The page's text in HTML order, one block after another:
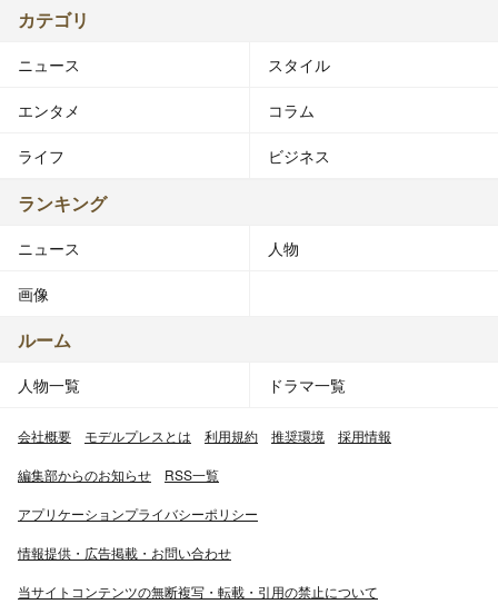
1995年11月1日：『MUSIC FOR THE PEOPLE』でデビ
2007年9月28日：かねてから交際中であった女優の瀬戸朝
ズ事務所所属タレントとしては初。翌日に婚姻届提出。
2009年9月11日：マスコミ各社に2人の直筆著名入りファ
2010年3月29日～現在：NHK総合テレビ『あさイチ』の
2010年3月2日：長男が誕生。
2015年4月4日：同年3月7日を以って降板した愛川欽也
（4月15日に逝去）の後任として『出没!アド街ック天国』
2015年11月26日:『第66回NHK紅白歌合戦』の白組司会
人物
シリーズは、彼が過ごした団地でのエピソードを描いてい
る。
線に住んでいた。また、住居には独自のこだわりがあり、
カテゴリ
ニュース スタイル
エンタメ コラム
ライフ ビジネス
ランキング
ニュース 人物
画像
ルーム
人物一覧 ドラマ一覧
会社概要 モデルプレスとは 利用規約 推奨環境 採用情報
編集部からのお知らせ RSS一覧
アプリケーションプライバシーポリシー
情報提供・広告掲載・お問い合わせ
当サイトコンテンツの無断複写・転載・引用の禁止について